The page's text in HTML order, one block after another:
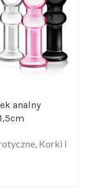
analny
, Korki i